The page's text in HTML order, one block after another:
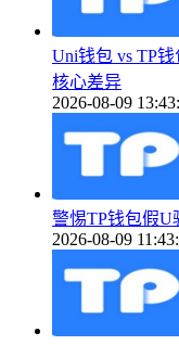
Uni钱包 vs TP
核心差异
2026-08-09
警惕TP钱包假U
2026-08-09